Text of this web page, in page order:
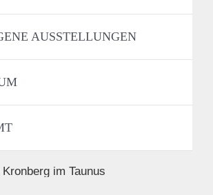
AUSSTELLUNGEN